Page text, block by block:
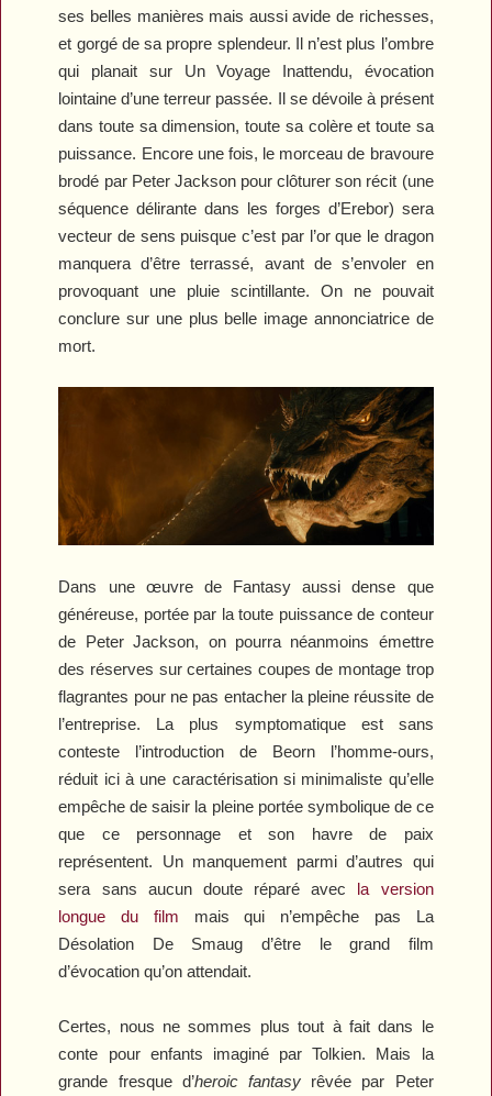
ses belles manières mais aussi avide de richesses,
et gorgé de sa propre splendeur. Il n’est plus l’ombre
qui planait sur Un Voyage Inattendu, évocation
lointaine d’une terreur passée. Il se dévoile à présent
dans toute sa dimension, toute sa colère et toute sa
puissance. Encore une fois, le morceau de bravoure
brodé par Peter Jackson pour clôturer son récit (une
séquence délirante dans les forges d’Erebor) sera
vecteur de sens puisque c’est par l’or que le dragon
manquera d’être terrassé, avant de s’envoler en
provoquant une pluie scintillante. On ne pouvait
conclure sur une plus belle image annonciatrice de
mort.
Dans une œuvre de Fantasy aussi dense que
généreuse, portée par la toute puissance de conteur
de Peter Jackson, on pourra néanmoins émettre
des réserves sur certaines coupes de montage trop
flagrantes pour ne pas entacher la pleine réussite de
l’entreprise. La plus symptomatique est sans
conteste l’introduction de Beorn l’homme-ours,
réduit ici à une caractérisation si minimaliste qu’elle
empêche de saisir la pleine portée symbolique de ce
que ce personnage et son havre de paix
représentent. Un manquement parmi d’autres qui
sera sans aucun doute réparé avec la version
longue du film mais qui n’empêche pas La
Désolation De Smaug d’être le grand film
d’évocation qu’on attendait.
Certes, nous ne sommes plus tout à fait dans le
conte pour enfants imaginé par Tolkien. Mais la
grande fresque d’heroic fantasy rêvée par Peter